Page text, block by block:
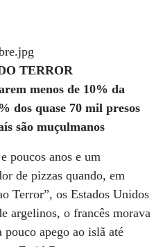
TERROR
menos de 10% da
dos quase 70 mil presos
são muçulmanos
poucos anos e um
de pizzas quando, em
Terror”, os Estados Unidos
argelinos, o francês morava
apego ao islã até